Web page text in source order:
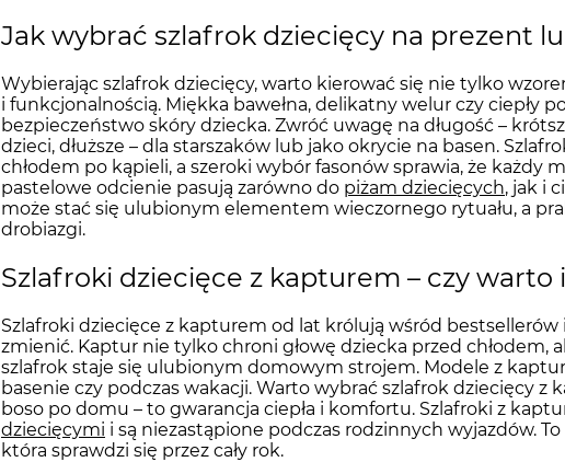
Jak wybrać szlafrok dziecięcy na prezent
Wybierając szlafrok dziecięcy, warto kierować się nie tylko
i funkcjonalnością. Miękka bawełna, delikatny welur czy ciepły
bezpieczeństwo skóry dziecka. Zwróć uwagę na długość –
dzieci, dłuższe – dla starszaków lub jako okrycie na basen.
chłodem po kąpieli, a szeroki wybór fasonów sprawia, że każdy
pastelowe odcienie pasują zarówno do piżam dziecięcych, jak i
może stać się ulubionym elementem wieczornego rytuału, a
drobiazgi.
Szlafroki dziecięce z kapturem – czy
Szlafroki dziecięce z kapturem od lat królują wśród bestsellerów
zmienić. Kaptur nie tylko chroni głowę dziecka przed chłodem,
szlafrok staje się ulubionym domowym strojem. Modele z
basenie czy podczas wakacji. Warto wybrać szlafrok dziecięcy z
boso po domu – to gwarancja ciepła i komfortu. Szlafroki z
dziecięcymi i są niezastąpione podczas rodzinnych wyjazdów.
która sprawdzi się przez cały rok.